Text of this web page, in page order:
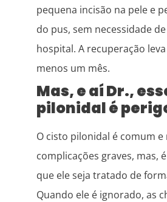
pequena incisão na pele e
do pus, sem necessidade
hospital. A recuperação
menos um mês.
Mas, e aí Dr.,
pilonidal é
O cisto pilonidal é comum e
complicações graves, mas,
que ele seja tratado de
Quando ele é ignorado, as